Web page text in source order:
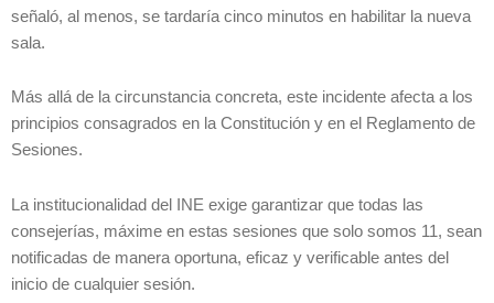
señaló, al menos, se tardaría cinco minutos en habilitar la nueva
sala.
Más allá de la circunstancia concreta, este incidente afecta a los
principios consagrados en la Constitución y en el Reglamento de
Sesiones.
La institucionalidad del INE exige garantizar que todas las
consejerías, máxime en estas sesiones que solo somos 11, sean
notificadas de manera oportuna, eficaz y verificable antes del
inicio de cualquier sesión.